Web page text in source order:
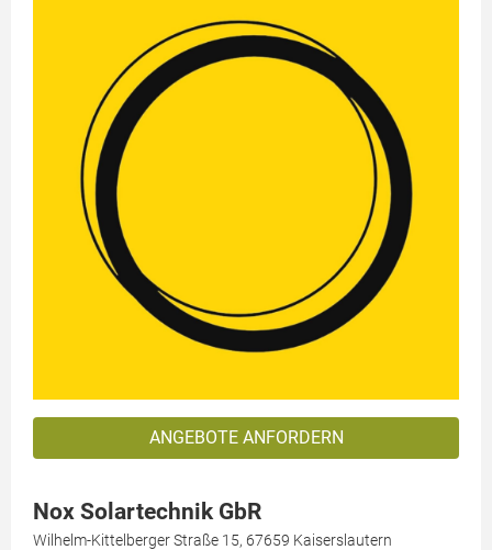
ANGEBOTE ANFORDERN
Nox Solartechnik GbR
Wilhelm-Kittelberger Straße 15, 67659 Kaiserslautern